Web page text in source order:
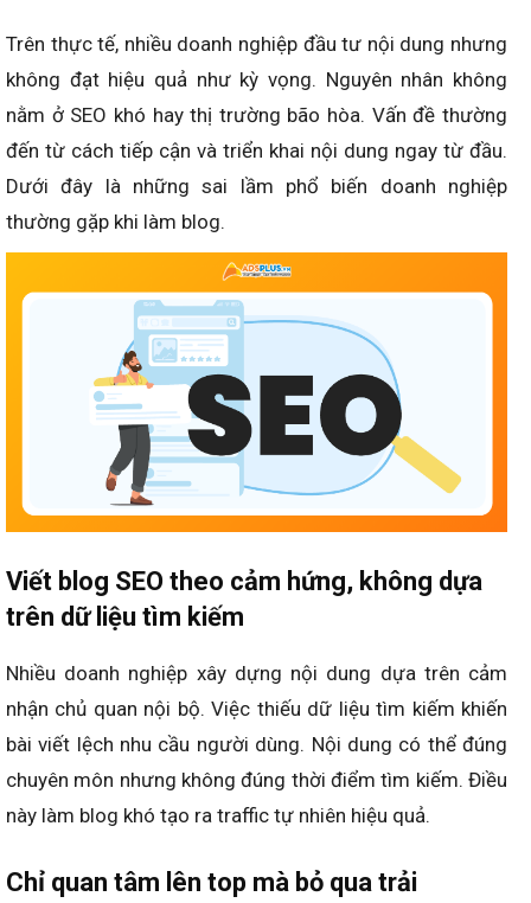
Trên thực tế, nhiều doanh nghiệp đầu tư nội dung nhưng
không đạt hiệu quả như kỳ vọng. Nguyên nhân không
nằm ở SEO khó hay thị trường bão hòa. Vấn đề thường
đến từ cách tiếp cận và triển khai nội dung ngay từ đầu.
Dưới đây là những sai lầm phổ biến doanh nghiệp
thường gặp khi làm blog.
Viết blog SEO theo cảm hứng, không dựa
trên dữ liệu tìm kiếm
Nhiều doanh nghiệp xây dựng nội dung dựa trên cảm
nhận chủ quan nội bộ. Việc thiếu dữ liệu tìm kiếm khiến
bài viết lệch nhu cầu người dùng. Nội dung có thể đúng
chuyên môn nhưng không đúng thời điểm tìm kiếm. Điều
này làm blog khó tạo ra traffic tự nhiên hiệu quả.
Chỉ quan tâm lên top mà bỏ qua trải